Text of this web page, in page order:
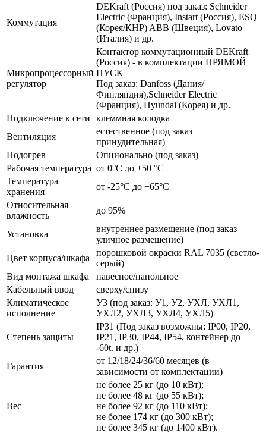
Коммутация
DEKraft (Россия) под заказ: Schneider
Electric (Франция), Instart (Россия), ESQ
(Корея/КНР) ABB (Швеция), Lovato
(Италия) и др.
Микропроцессорный
регулятор
Контактор коммутационный DEKraft
(Россия) - в комплектации ПРЯМОЙ
ПУСК
Под заказ: Danfoss (Дания/
Финляндия),Schneider Electric
(Франция), Hyundai (Корея) и др.
Подключение к сети
клеммная колодка
Вентиляция
естественное (под заказ
принудительная)
Подогрев
Опционально (под заказ)
Рабочая температура от 0°C до +50 °C
Температура
хранения
от -25°C до +65°C
Относительная
влажность
до 95%
Установка
внутреннее размещение (под заказ
уличное размещение)
Цвет корпуса/шкафа
порошковой окраски RAL 7035 (светло-
серый)
Вид монтажа шкафа
навесное/напольное
Кабельный ввод
сверху/снизу
Климатическое
исполнение
У3 (под заказ: У1, У2, УХЛ, УХЛ1,
УХЛ2, УХЛ3, УХЛ4, УХЛ5)
Степень защиты
IP31 (Под заказ возможны: IP00, IP20,
IP21, IP30, IP44, IP54, контейнер до
-60t. и др.)
Гарантия
от 12/18/24/36/60 месяцев (в
зависимости от комплектации)
Вес
не более 25 кг (до 10 кВт);
не более 48 кг (до 55 кВт);
не более 92 кг (до 110 кВт);
не более 174 кг (до 300 кВт);
не более 345 кг (до 1400 кВт).